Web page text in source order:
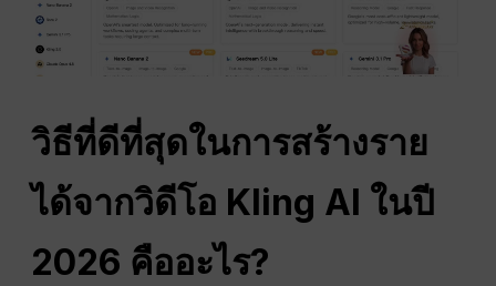
วิธีที่ดีที่สุดในการสร้างราย
ได้จากวิดีโอ Kling AI ในปี
2026 คืออะไร?